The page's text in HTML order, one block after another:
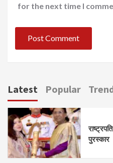
for the next time I
Latest Popular
पुरस्कार